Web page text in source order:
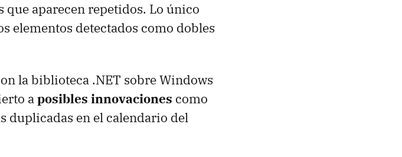
aparecen repetidos. Lo único
elementos detectados como dobles
la biblioteca .NET sobre Windows
aposibles innovaciones como
duplicadas en el calendario del